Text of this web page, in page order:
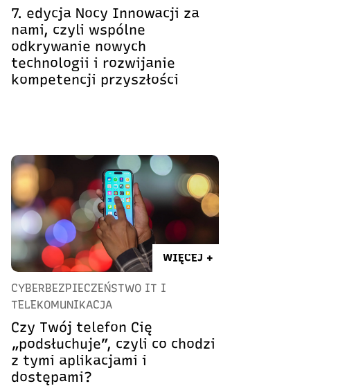
7. edycja Nocy Innowacji za
nami, czyli wspólne
odkrywanie nowych
technologii i rozwijanie
kompetencji przyszłości
WIĘCEJ +
CYBERBEZPIECZEŃSTWO IT I
TELEKOMUNIKACJA
Czy Twój telefon Cię
„podsłuchuje”, czyli co chodzi
z tymi aplikacjami i
dostępami?